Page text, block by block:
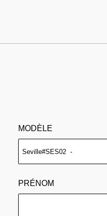
MODÈLE
PRÉNOM